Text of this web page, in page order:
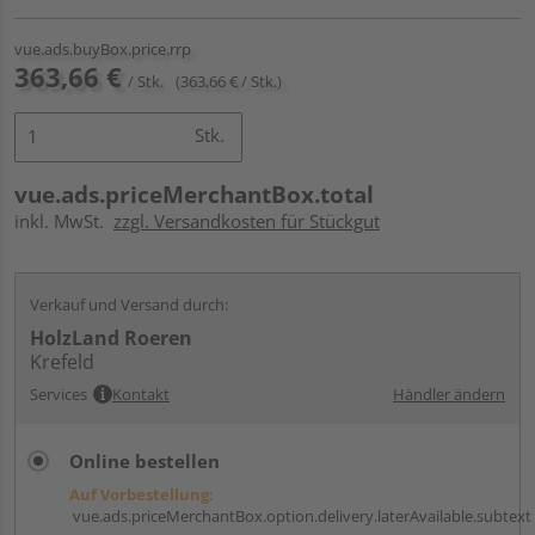
vue.ads.buyBox.price.rrp
363,66 € / Stk. (363,66 € / Stk.)
Stk.
vue.ads.priceMerchantBox.total
inkl. MwSt. zzgl. Versandkosten für Stückgut
Verkauf und Versand durch:
HolzLand Roeren
Krefeld
Services Kontakt Händler ändern
Online bestellen
Auf Vorbestellung:
vue.ads.priceMerchantBox.option.delivery.laterAvailable.subtext